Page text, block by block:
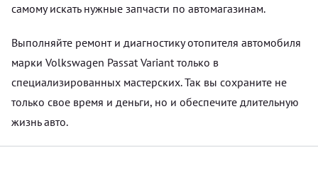
самому искать нужные запчасти по автомагазинам.
Выполняйте ремонт и диагностику отопителя автомобиля
марки Volkswagen Passat Variant только в
специализированных мастерских. Так вы сохраните не
только свое время и деньги, но и обеспечите длительную
жизнь авто.